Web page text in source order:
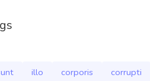
illo corporis corrupti